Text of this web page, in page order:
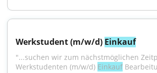
Werkstudent (m/w/d) Einkauf
"...suchen wir zum nächstmöglichen
Werkstudenten (m/w/d) Einkauf